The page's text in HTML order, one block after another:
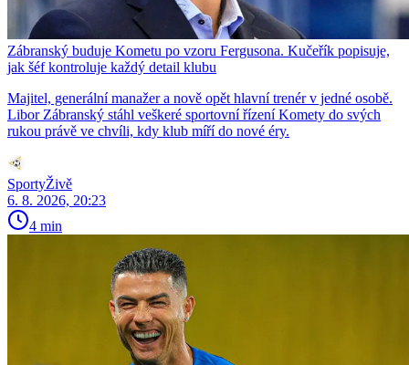
Zábranský buduje Kometu po vzoru Fergusona. Kučeřík popisuje,
jak šéf kontroluje každý detail klubu
Majitel, generální manažer a nově opět hlavní trenér v jedné osobě.
Libor Zábranský stáhl veškeré sportovní řízení Komety do svých
rukou právě ve chvíli, kdy klub míří do nové éry.
SportyŽivě
6. 8. 2026, 20:23
4 min